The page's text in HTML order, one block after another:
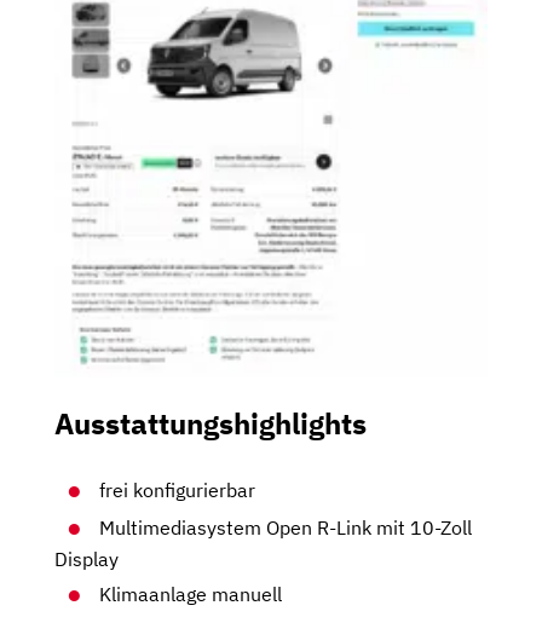
Ausstattungshighlights
frei konfigurierbar
Multimediasystem Open R-Link mit 10-Zoll
Display
Klimaanlage manuell